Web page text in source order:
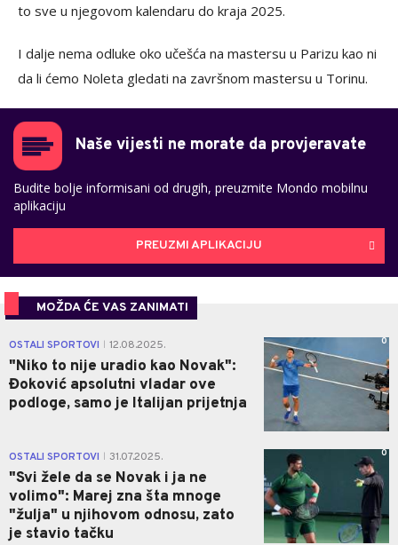
to sve u njegovom kalendaru do kraja 2025.
I dalje nema odluke oko učešća na mastersu u Parizu kao ni
da li ćemo Noleta gledati na završnom mastersu u Torinu.
Naše vijesti ne morate da provjeravate
Budite bolje informisani od drugih, preuzmite Mondo mobilnu
aplikaciju
PREUZMI APLIKACIJU
MOŽDA ĆE VAS ZANIMATI
OSTALI SPORTOVI 12.08.2025.
"Niko to nije uradio kao Novak":
Đoković apsolutni vladar ove
podloge, samo je Italijan prijetnja
0
OSTALI SPORTOVI 31.07.2025.
"Svi žele da se Novak i ja ne
volimo": Marej zna šta mnoge
"žulja" u njihovom odnosu, zato
je stavio tačku
0